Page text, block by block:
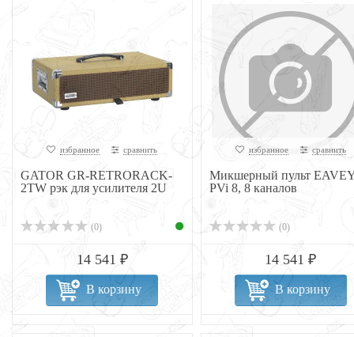
избранное сравнить
GATOR GR-RETRORACK-
2TW рэк для усилителя 2U
(0)
14 541 ₽
В корзину
избранное сравнить
Микшерный пульт
PVi 8, 8 каналов
(0)
14 541 ₽
В корзину